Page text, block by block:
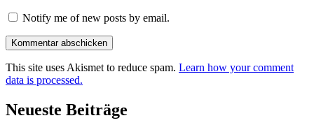
Notify me of new posts by email.
This site uses Akismet to reduce spam. Learn how your comment
data is processed.
Neueste Beiträge